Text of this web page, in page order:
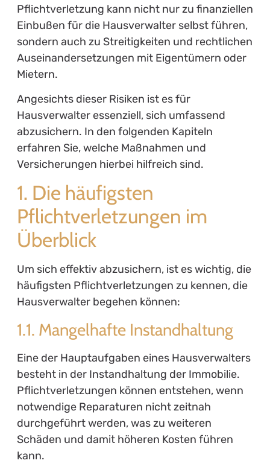
Pflichtverletzung kann nicht nur zu finanziellen
Einbußen für die Hausverwalter selbst führen,
sondern auch zu Streitigkeiten und rechtlichen
Auseinandersetzungen mit Eigentümern oder
Mietern.
Angesichts dieser Risiken ist es für
Hausverwalter essenziell, sich umfassend
abzusichern. In den folgenden Kapiteln
erfahren Sie, welche Maßnahmen und
Versicherungen hierbei hilfreich sind.
1. Die häufigsten
Pflichtverletzungen im
Überblick
Um sich effektiv abzusichern, ist es wichtig, die
häufigsten Pflichtverletzungen zu kennen, die
Hausverwalter begehen können:
1.1. Mangelhafte Instandhaltung
Eine der Hauptaufgaben eines Hausverwalters
besteht in der Instandhaltung der Immobilie.
Pflichtverletzungen können entstehen, wenn
notwendige Reparaturen nicht zeitnah
durchgeführt werden, was zu weiteren
Schäden und damit höheren Kosten führen
kann.